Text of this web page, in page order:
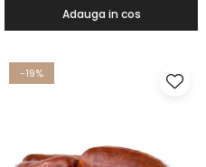
Adauga in cos
-19%